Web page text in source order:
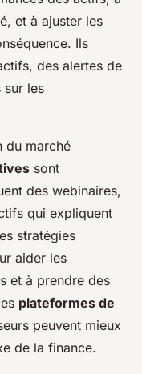
et à ajuster les
Ils
des alertes de
sur les
du marché
sont
des webinaires,
qui expliquent
stratégies
aider les
et à prendre des
plateformes de
peuvent mieux
de la finance.